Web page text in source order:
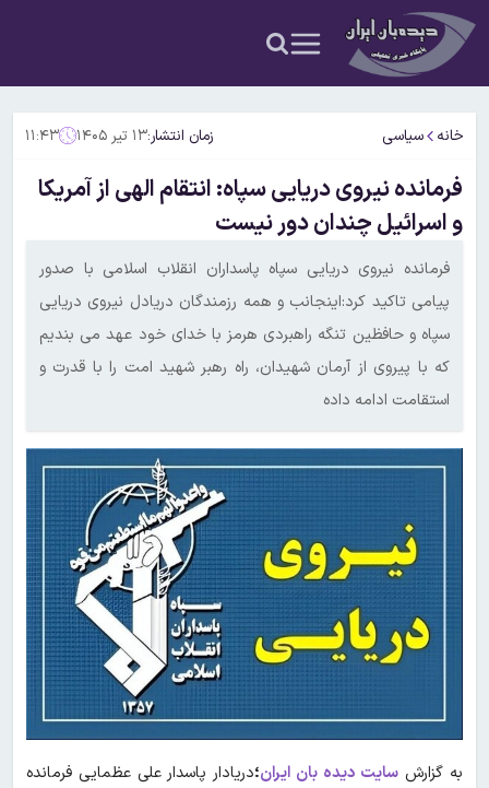
خانه سیاسی زمان انتشار:۱۳ تیر ۱۴۰۵ ۱۱:۴۳
فرمانده نیروی دریایی سپاه: انتقام الهی از آمریکا
و اسرائیل چندان دور نیست
فرمانده نیروی دریایی سپاه پاسداران انقلاب اسلامی با صدور
پیامی تاکید کرد:اینجانب و همه رزمندگان دریادل نیروی دریایی
سپاه و حافظین تنگه راهبردی هرمز با خدای خود عهد می بندیم
که با پیروی از آرمان شهیدان، راه رهبر شهید امت را با قدرت و
استقامت ادامه داده
به گزارش سایت دیده بان ایران؛دریادار پاسدار علی عظمایی فرمانده